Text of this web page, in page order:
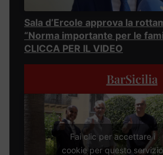
Sala d’Ercole approva la
“Norma importante per le
CLICCA PER IL VIDEO
BarSicilia
Fai clic per accettare i
cookie per questo servizio